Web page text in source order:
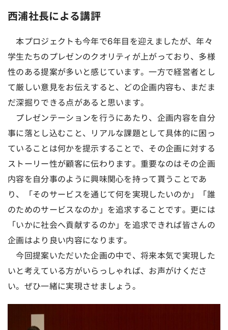
西浦社長による講評
本プロジェクトも今年で6年目を迎えましたが、年々
学生たちのプレゼンのクオリティが上がっており、多様
性のある提案が多いと感じています。一方で経営者とし
て厳しい意見をお伝えすると、どの企画内容も、まだま
だ深掘りできる点があると思います。
プレゼンテーションを行うにあたり、企画内容を自分
事に落とし込むこと、リアルな課題として具体的に困っ
ていることは何かを提示することで、その企画に対する
ストーリー性が顧客に伝わります。重要なのはその企画
内容を自分事のように興味関心を持って貰うことであ
り、「そのサービスを通じて何を実現したいのか」「誰
のためのサービスなのか」を追求することです。更には
「いかに社会へ貢献するのか」を追求できれば皆さんの
企画はより良い内容になります。
今回提案いただいた企画の中で、将来本気で実現した
いと考えている方がいらっしゃれば、お声がけくださ
い。ぜひ一緒に実現させましょう。